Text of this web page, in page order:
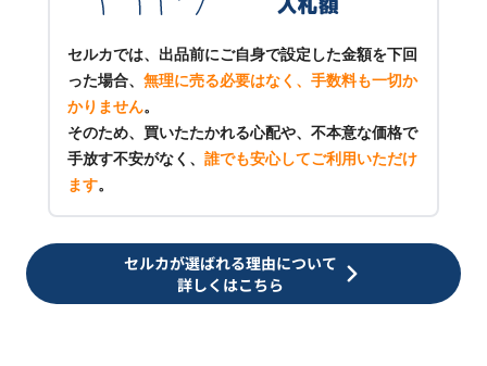
セルカでは、出品前にご自身で設定した金額を下回
った場合、 無理に売る必要はなく、手数料も一切か
かりません。
そのため、買いたたかれる心配や、不本意な価格で
手放す不安がなく、 誰でも安心してご利用いただけ
ます。
セルカが選ばれる理由について
詳しくはこちら